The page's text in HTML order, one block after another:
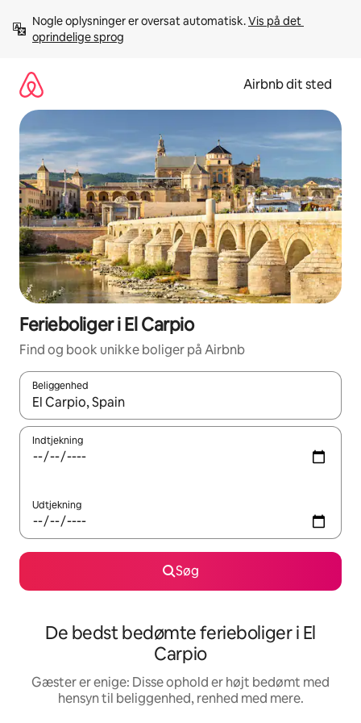
videre
Nogle oplysninger er oversat automatisk. Vis på det
oprindelige sprog
Airbnb dit sted
Ferieboliger i El Carpio
Find og book unikke boliger på Airbnb
Beliggenhed
Når resultaterne er tilgængelige, skal du navigere med
Indtjekning
Udtjekning
Søg
De bedst bedømte ferieboliger i El
Carpio
Gæster er enige: Disse ophold er højt bedømt med
hensyn til beliggenhed, renhed med mere.